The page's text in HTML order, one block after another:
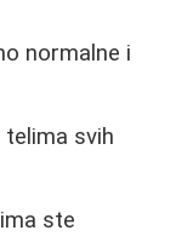
normalne i
svih
ste